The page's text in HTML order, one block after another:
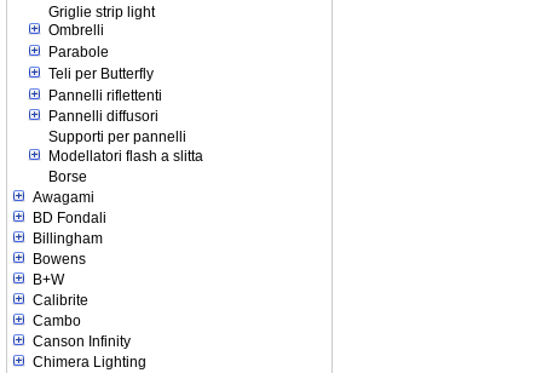
Griglie strip light
Ombrelli
Parabole
Teli per Butterfly
Pannelli riflettenti
Pannelli diffusori
Supporti per pannelli
Modellatori flash a slitta
Borse
Awagami
BD Fondali
Billingham
Bowens
B+W
Calibrite
Cambo
Canson Infinity
Chimera Lighting